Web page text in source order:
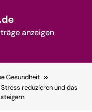
anzeigen
Gesundheit
reduzieren und das